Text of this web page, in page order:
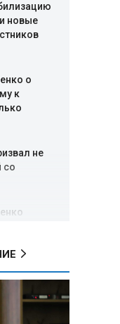
новые
о
к
не
со
при